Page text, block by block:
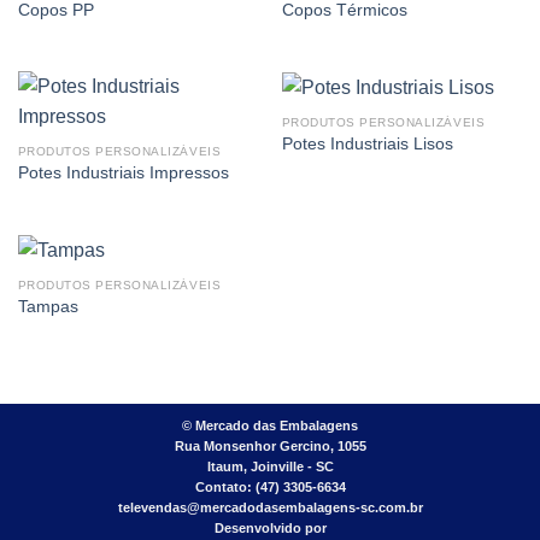
Copos PP Copos Térmicos
PRODUTOS PERSONALIZÁVEIS
Potes Industriais Impressos
PRODUTOS PERSONALIZÁVEIS
Potes Industriais Lisos
PRODUTOS PERSONALIZÁVEIS
Tampas
© Mercado das Embalagens
Rua Monsenhor Gercino, 1055
Itaum, Joinville - SC
Contato: (47) 3305-6634
televendas@mercadodasembalagens-sc.com.br
Desenvolvido por